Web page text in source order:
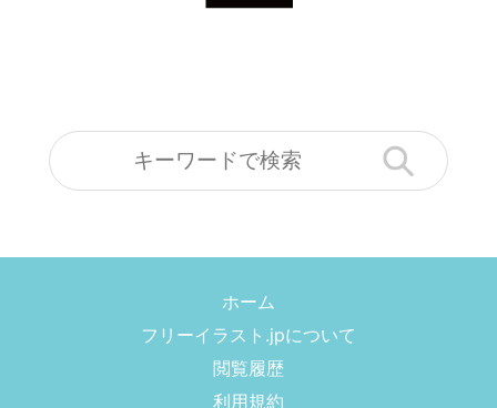
ホーム
フリーイラスト.jpについて
閲覧履歴
利用規約